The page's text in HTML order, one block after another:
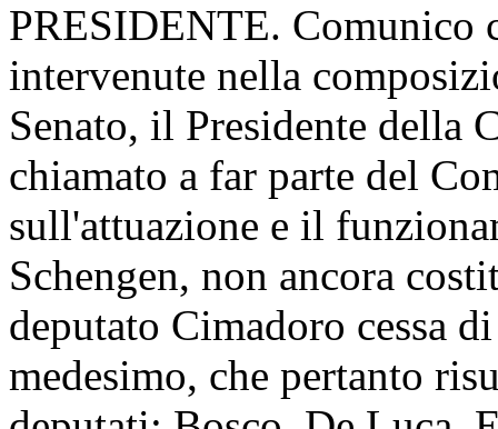
PRESIDENTE. Comunico
intervenute nella
Senato, il Presidente della
chiamato a far parte del
sull'attuazione e il
Schengen, non ancora
deputato Cimadoro cessa
medesimo, che pertanto